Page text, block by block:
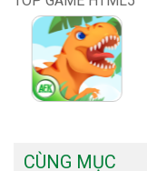
CÙNG MỤC